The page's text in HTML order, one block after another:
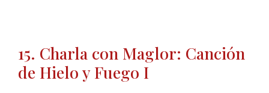
15. Charla con Maglor: Canción
de Hielo y Fuego I